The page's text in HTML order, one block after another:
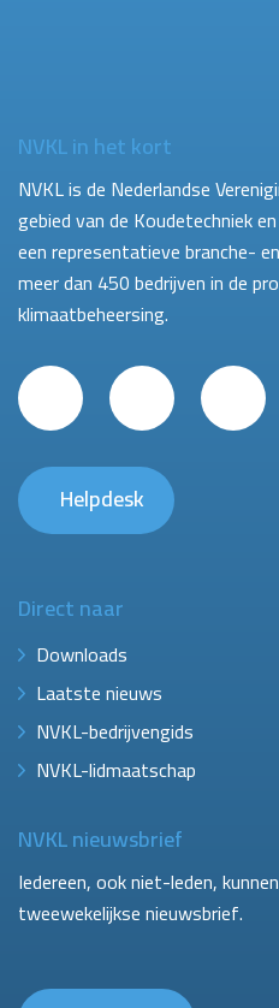
NVKL in het kort
NVKL is de Nederlandse
gebied van de Koudetechniek
een representatieve branche-
meer dan 450 bedrijven in de
klimaatbeheersing.
Helpdesk
Direct naar
Downloads
Laatste nieuws
NVKL-bedrijvengids
NVKL-lidmaatschap
NVKL nieuwsbrief
Iedereen, ook niet-leden,
tweewekelijkse nieuwsbrief.